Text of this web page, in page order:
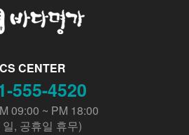
CS CENTER
555-4520
09:00 ~ PM 18:00
일, 공휴일 휴무)